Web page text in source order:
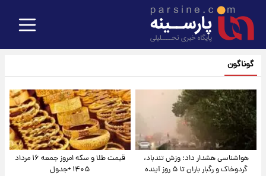
گوناگون
هواشناسی هشدار داد: وزش تندباد،
گردوخاک و رگبار باران تا ۵ روز آینده
قیمت طلا و سکه امروز جمعه ۱۶ مرداد
۱۴۰۵ +جدول